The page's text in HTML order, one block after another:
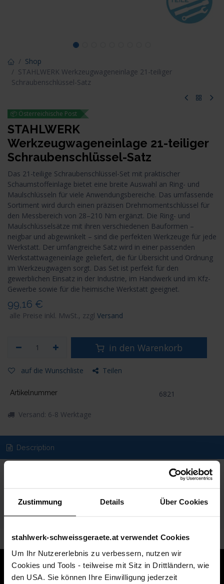
Zustimmung Details Über Cookies
stahlwerk-schweissgeraete.at verwendet Cookies
Um Ihr Nutzererlebnis zu verbessern, nutzen wir
Cookies und Tools - teilweise mit Sitz in Drittländern, wie
den USA. Sie können Ihre Einwilligung jederzeit
Shop
STAHLWERK Werkzeugwageneinlage 21-teiliger
Schraubenschlüssel-Satz
📦 Österreichische Post
STAHLWERK
Werkzeugwageneinlage 21-teiliger
Schraubenschlüssel-Satz
Das 21-teilige Schraubenschlüssel-Set mit praktischer
Schaumstoffeinlage bietet eine breite Auswahl an Ring- und
Maulschlüsseln für viele Anwendungsbereiche. Das umfassende
Sortiment wird durch einen präzisen Drehmomentschlüssel für
den Messbereich von 28–210 Nm ergänzt. Die Ring- und
Maulschlüsselsätze mit ihren verschiedenen Bauformen –
neigbar und abgewinkelt – sind die perfekten Werkzeuge für jede
Werkstatt. Der umfangreiche Satz wird in einer passenden
Werkstattwageneinlage geliefert, die für Übersicht und Ordnung
im Werkzeugwagen sorgt. Das Set ist perfekt für den
gewerblichen Einsatz in der Industrie, im Handwerk und im Kfz-
Gewerbe sowie für die heimische Werkstatt geeignet.
99,16 €
alle Preise inkl. MwSt., zzgl Versand
in den Warenkorb
auf die Wunschliste Teilen
Artikelnummer 6821
Versand: 6-8 Werktage
Description
Lieferumfang